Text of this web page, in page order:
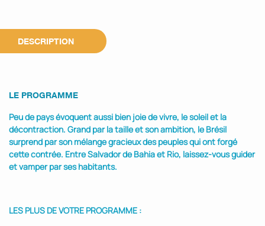
DESCRIPTION
LE PROGRAMME
Peu de pays évoquent aussi bien joie de vivre, le soleil et la
décontraction. Grand par la taille et son ambition, le Brésil
surprend par son mélange gracieux des peuples qui ont forgé
cette contrée. Entre Salvador de Bahia et Rio, laissez-vous guider
et vamper par ses habitants.
LES PLUS DE VOTRE PROGRAMME :